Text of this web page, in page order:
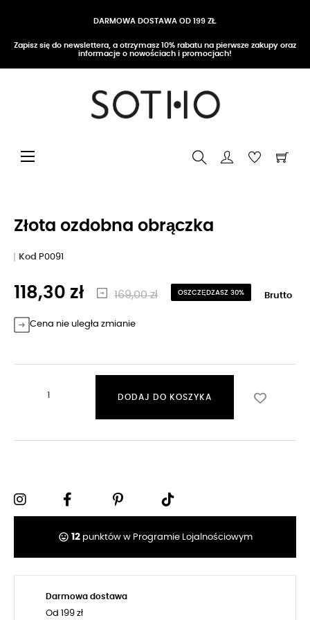
DARMOWA DOSTAWA OD 199 ZŁ
Zapisz się do newslettera, a otrzymasz 10% rabatu na pierwsze zakupy oraz
informacje o nowościach i promocjach!
Przełącz nawigację
☰
Złota ozdobna obrączka
Kod P0091
118,30 zł 169,00 zł OSZCZĘDZASZ 30% Brutto
Cena nie uległa zmianie
DODAJ DO KOSZYKA
tag_faces 12punktów w Programie Lojalnościowym
Darmowa dostawa
Od 199 zł